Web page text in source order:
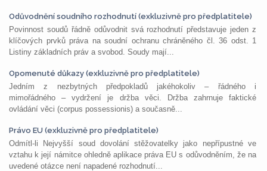
Odůvodnění soudního rozhodnutí (exkluzivně pro předplatitele)
Povinnost soudů řádně odůvodnit svá rozhodnutí představuje jeden z
klíčových prvků práva na soudní ochranu chráněného čl. 36 odst. 1
Listiny základních práv a svobod. Soudy mají...
Opomenuté důkazy (exkluzivně pro předplatitele)
Jedním z nezbytných předpokladů jakéhokoliv – řádného i
mimořádného – vydržení je držba věci. Držba zahrnuje faktické
ovládání věci (corpus possessionis) a současně...
Právo EU (exkluzivně pro předplatitele)
Odmítl-li Nejvyšší soud dovolání stěžovatelky jako nepřípustné ve
vztahu k její námitce ohledně aplikace práva EU s odůvodněním, že na
uvedené otázce není napadené rozhodnutí...